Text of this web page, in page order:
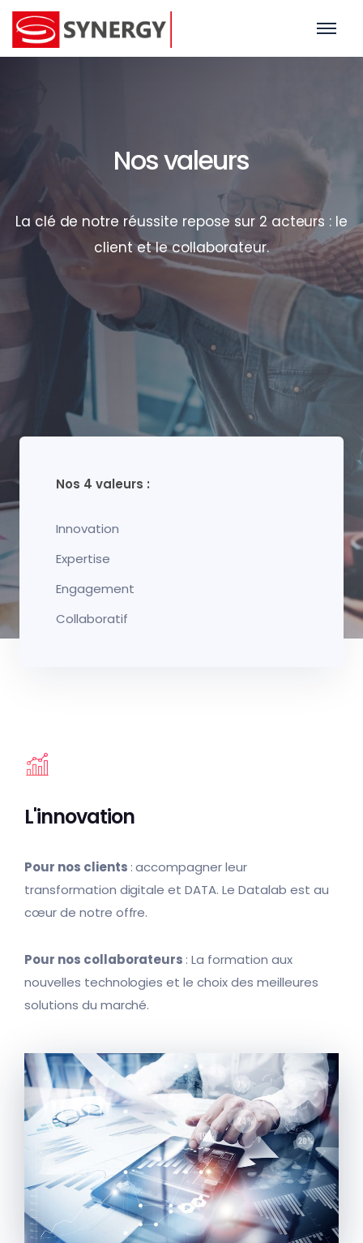
Nos valeurs
La clé de notre réussite repose sur 2 acteurs : le
client et le collaborateur.
Nos 4 valeurs :
Innovation
Expertise
Engagement
Collaboratif
L'innovation
Pour nos clients : accompagner leur
transformation digitale et DATA. Le Datalab est au
cœur de notre offre.
Pour nos collaborateurs : La formation aux
nouvelles technologies et le choix des meilleures
solutions du marché.